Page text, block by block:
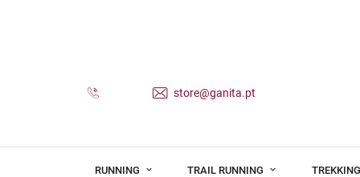
store@ganita.pt
RUNNING TRAIL RUNNING